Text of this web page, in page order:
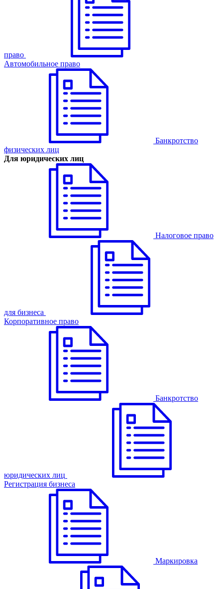
право
Автомобильное право
Банкротство
физических лиц
Для юридических лиц
Налоговое право
для бизнеса
Корпоративное право
Банкротство
юридических лиц
Регистрация бизнеса
Маркировка